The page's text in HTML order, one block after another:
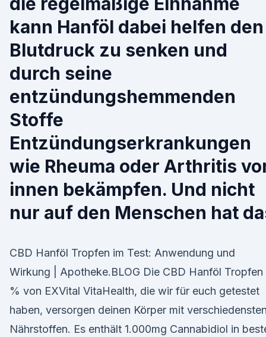
kann Hanföl dabei helfen den
Blutdruck zu senken und
durch seine
entzündungshemmenden
Stoffe
Entzündungserkrankungen
wie Rheuma oder Arthritis
innen bekämpfen. Und nicht
nur auf den Menschen hat
CBD Hanföl Tropfen im Test: Anwendung und
Wirkung | Apotheke.BLOG Die CBD Hanföl Tropfen
% von EXVital VitaHealth, die wir für euch getestet
haben, versorgen deinen Körper mit
Nährstoffen. Es enthält 1.000mg Cannabidiol in